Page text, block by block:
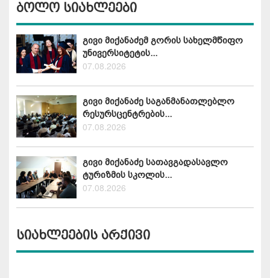
ბოლო სიახლეები
გივი მიქანაძემ გორის სახელმწიფო
უნივერსიტეტის...
07.08.2026
გივი მიქანაძე საგანმანათლებლო
რესურსცენტრების...
07.08.2026
გივი მიქანაძე სათავგადასავლო
ტურიზმის სკოლის...
07.08.2026
სიახლეების არქივი